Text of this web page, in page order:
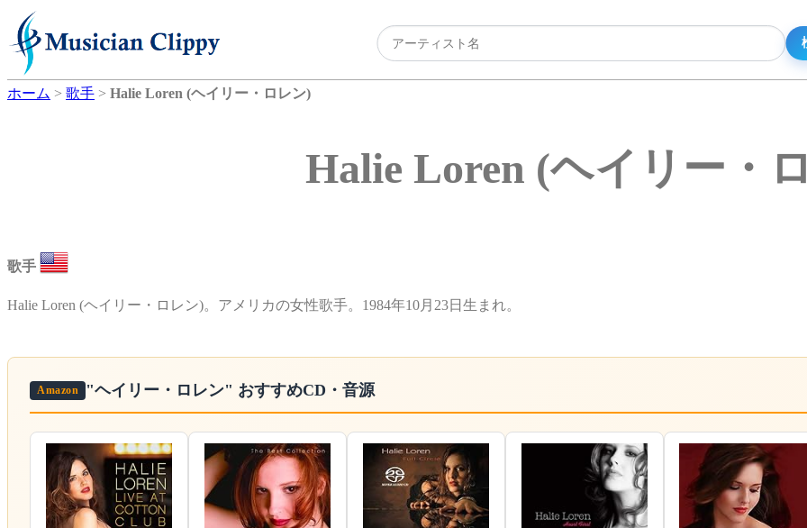
ホーム > 歌手 > Halie Loren (ヘイリー・ロレン)
Halie Loren (ヘイリー・
歌手
Halie Loren (ヘイリー・ロレン)。アメリカの女性歌手。1984年10月23日生まれ。
Amazon "ヘイリー・ロレン" おすすめCD・音源